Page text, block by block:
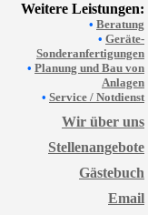
Weitere Leistungen:
• Beratung
• Geräte-
Sonderanfertigungen
• Planung und Bau von
Anlagen
• Service / Notdienst
Wir über uns
Stellenangebote
Gästebuch
Email